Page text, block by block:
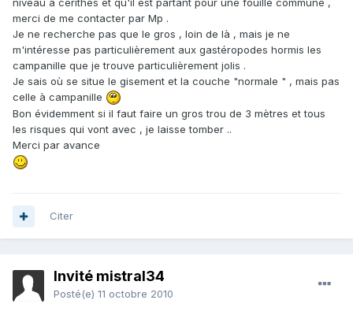
merci de me contacter par Mp .
Je ne recherche pas que le gros , loin de là , mais je ne
m'intéresse pas particulièrement aux gastéropodes hormis les
campanille que je trouve particulièrement jolis .
Je sais où se situe le gisement et la couche "normale " , mais pas
celle à campanille
Bon évidemment si il faut faire un gros trou de 3 mètres et tous
les risques qui vont avec , je laisse tomber ..
Merci par avance
Citer
Invité mistral34
Posté(e) 11 octobre 2010